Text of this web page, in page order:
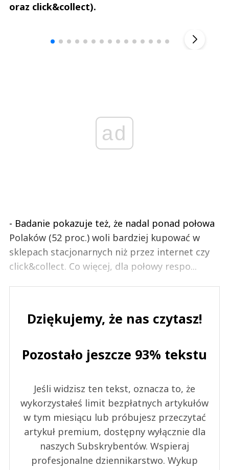
oraz click&collect).
ad
- Badanie pokazuje też, że nadal ponad połowa
Polaków (52 proc.) woli bardziej kupować w
sklepach stacjonarnych niż przez internet czy
click&collect. Co więcej, dla połowy respo...
Dziękujemy, że nas czytasz!
Pozostało jeszcze 93% tekstu
Jeśli widzisz ten tekst, oznacza to, że
wykorzystałeś limit bezpłatnych artykułów
w tym miesiącu lub próbujesz przeczytać
artykuł premium, dostępny wyłącznie dla
naszych Subskrybentów. Wspieraj
profesjonalne dziennikarstwo. Wykup